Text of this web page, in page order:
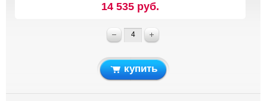
14 535 руб.
купить